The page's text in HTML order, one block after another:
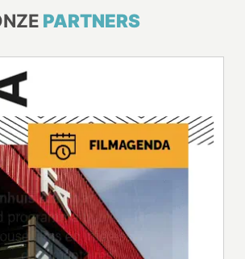
PARTNERS